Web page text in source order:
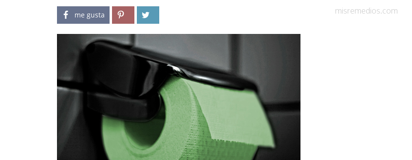
misremedios.com
me gusta